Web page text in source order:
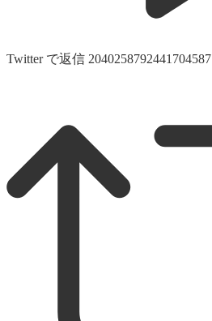
Twitter で返信 2040258792441704587